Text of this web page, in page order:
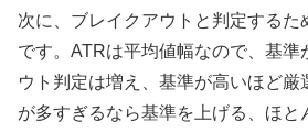
次に、ブレイクアウトと判定するた
です。ATRは平均値幅なので、基準
ウト判定は増え、基準が高いほど
が多すぎるなら基準を上げる、ほと